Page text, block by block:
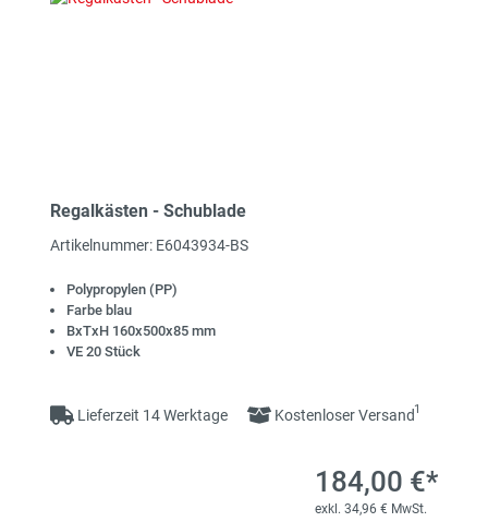
Regalkästen - Schublade
Artikelnummer: E6043934-BS
Polypropylen (PP)
Farbe blau
BxTxH 160x500x85 mm
VE 20 Stück
Lieferzeit 14 Werktage Kostenloser Versand1
184,00 €*
exkl. 34,96 € MwSt.